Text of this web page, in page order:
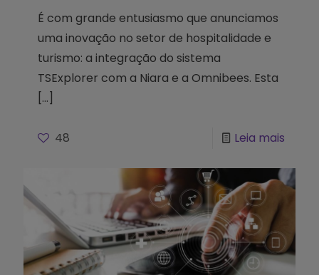
É com grande entusiasmo que anunciamos
uma inovação no setor de hospitalidade e
turismo: a integração do sistema
TSExplorer com a Niara e a Omnibees. Esta
[…]
48 Leia mais